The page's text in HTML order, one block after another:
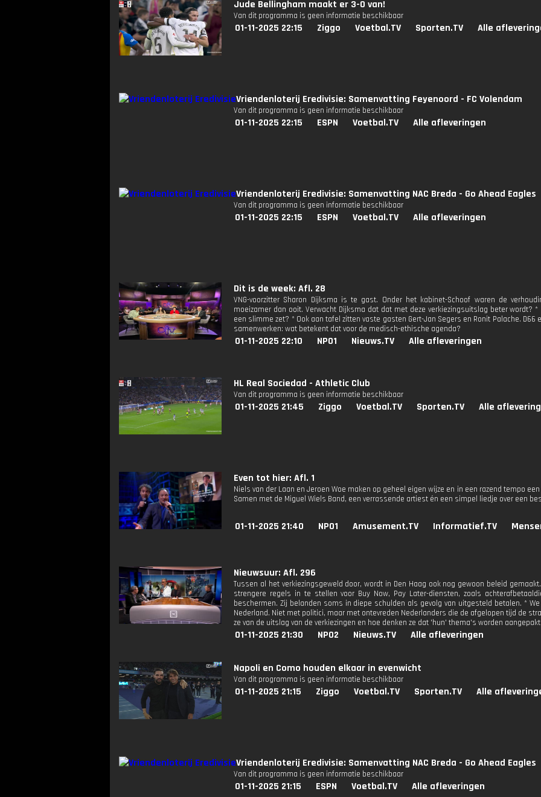
Jude Bellingham maakt er 3-0 van!
Van dit programma is geen informatie beschikbaar
01-11-2025 22:15 Ziggo Voetbal.TV Sporten.TV Alle
Vriendenloterij Eredivisie: Samenvatting Feyenoord - FC Volendam
Van dit programma is geen informatie beschikbaar
01-11-2025 22:15 ESPN Voetbal.TV Alle afleveringen
Vriendenloterij Eredivisie: Samenvatting NAC Breda - Go Ahead Eagles
Van dit programma is geen informatie beschikbaar
01-11-2025 22:15 ESPN Voetbal.TV Alle afleveringen
Dit is de week: Afl. 28
VNG-voorzitter Sharon Dijksma is te gast. Onder het kabinet-Schoof waren de
moeizamer dan ooit. Verwacht Dijksma dat dat met deze verkiezingsuitslag beter wordt?
een slimme zet? * Ook aan tafel zitten vaste gasten Gert-Jan Segers en Ronit Palache.
samenwerken: wat betekent dat voor de medisch-ethische agenda?
01-11-2025 22:10 NPO1 Nieuws.TV Alle afleveringen
HL Real Sociedad - Athletic Club
Van dit programma is geen informatie beschikbaar
01-11-2025 21:45 Ziggo Voetbal.TV Sporten.TV Alle
Even tot hier: Afl. 1
Niels van der Laan en Jeroen Woe maken op geheel eigen wijze en in een razend tempo
Samen met de Miguel Wiels Band, een verrassende artiest én een simpel liedje over een
01-11-2025 21:40 NPO1 Amusement.TV Informatief.TV
Nieuwsuur: Afl. 296
Tussen al het verkiezingsgeweld door, wordt in Den Haag ook nog gewoon beleid
strengere regels in te stellen voor Buy Now, Pay Later-diensten, zoals
beschermen. Zij belanden soms in diepe schulden als gevolg van uitgesteld betalen. *
Nederland. Niet met politici, maar met ontevreden Nederlanders die de afgelopen tijd de
ze van de uitslag van de verkiezingen en hoe denken ze dat 'hun' thema's worden
01-11-2025 21:30 NPO2 Nieuws.TV Alle afleveringen
Napoli en Como houden elkaar in evenwicht
Van dit programma is geen informatie beschikbaar
01-11-2025 21:15 Ziggo Voetbal.TV Sporten.TV Alle
Vriendenloterij Eredivisie: Samenvatting NAC Breda - Go Ahead Eagles
Van dit programma is geen informatie beschikbaar
01-11-2025 21:15 ESPN Voetbal.TV Alle afleveringen